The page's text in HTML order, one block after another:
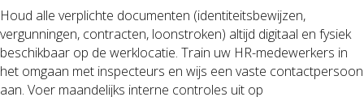
Houd alle verplichte documenten (identiteitsbewijzen,
vergunningen, contracten, loonstroken) altijd digitaal en fysiek
beschikbaar op de werklocatie. Train uw HR-medewerkers in
het omgaan met inspecteurs en wijs een vaste contactpersoon
aan. Voer maandelijks interne controles uit op